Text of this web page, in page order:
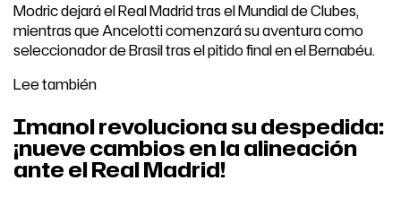
Modric dejará el Real Madrid tras el Mundial de Clubes,
mientras que Ancelotti comenzará su aventura como
seleccionador de Brasil tras el pitido final en el Bernabéu.
Lee también
Imanol revoluciona su despedida:
¡nueve cambios en la alineación
ante el Real Madrid!